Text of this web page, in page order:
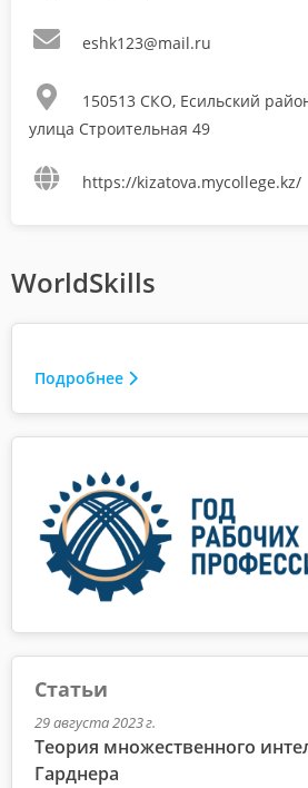
eshk123@mail.ru
150513 СКО, Есильский
улица Строительная 49
https://kizatova.mycollege.kz/
WorldSkills
Подробнее
Статьи
29 августа 2023 г.
Теория множественного
Гарднера